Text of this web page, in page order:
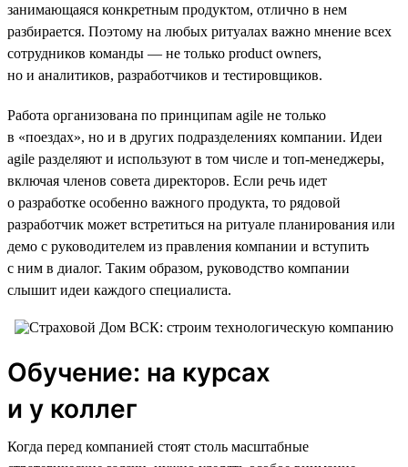
занимающаяся конкретным продуктом, отлично в нем
разбирается. Поэтому на любых ритуалах важно мнение всех
сотрудников команды — не только product owners,
но и аналитиков, разработчиков и тестировщиков.
Работа организована по принципам agile не только
в «поездах», но и в других подразделениях компании. Идеи
agile разделяют и используют в том числе и топ-менеджеры,
включая членов совета директоров. Если речь идет
о разработке особенно важного продукта, то рядовой
разработчик может встретиться на ритуале планирования или
демо с руководителем из правления компании и вступить
с ним в диалог. Таким образом, руководство компании
слышит идеи каждого специалиста.
Обучение: на курсах
и у коллег
Когда перед компанией стоят столь масштабные